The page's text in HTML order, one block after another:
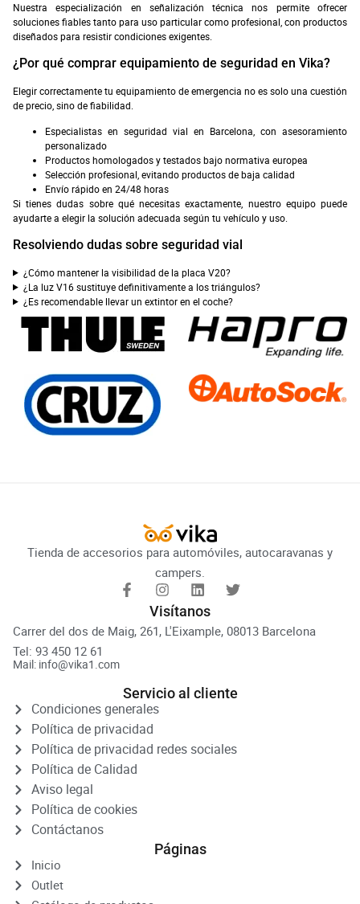
Nuestra especialización en señalización técnica nos permite ofrecer
soluciones fiables tanto para uso particular como profesional, con productos
diseñados para resistir condiciones exigentes.
¿Por qué comprar equipamiento de seguridad en Vika?
Elegir correctamente tu equipamiento de emergencia no es solo una cuestión
de precio, sino de fiabilidad.
Especialistas en seguridad vial en Barcelona, con asesoramiento
personalizado
Productos homologados y testados bajo normativa europea
Selección profesional, evitando productos de baja calidad
Envío rápido en 24/48 horas
Si tienes dudas sobre qué necesitas exactamente, nuestro equipo puede
ayudarte a elegir la solución adecuada según tu vehículo y uso.
Resolviendo dudas sobre seguridad vial
¿Cómo mantener la visibilidad de la placa V20?
¿La luz V16 sustituye definitivamente a los triángulos?
¿Es recomendable llevar un extintor en el coche?
Tienda de accesorios para automóviles, autocaravanas y
campers.
Visítanos
Carrer del dos de Maig, 261, L'Eixample, 08013 Barcelona
Tel: 93 450 12 61
Mail: info@vika1.com
Servicio al cliente
Condiciones generales
Política de privacidad
Política de privacidad redes sociales
Política de Calidad
Aviso legal
Política de cookies
Contáctanos
Páginas
Inicio
Outlet